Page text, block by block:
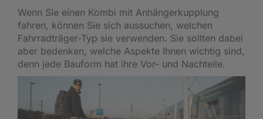
Wenn Sie einen Kombi mit Anhängerkupplung
fahren, können Sie sich aussuchen, welchen
Fahrradträger-Typ sie verwenden. Sie sollten dabei
aber bedenken, welche Aspekte Ihnen wichtig sind,
denn jede Bauform hat ihre Vor- und Nachteile.